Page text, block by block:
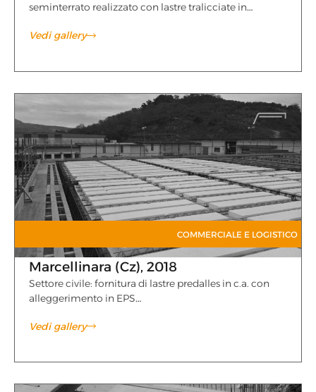
seminterrato realizzato con lastre tralicciate in…
Vedi gallery
COMMERCIALE E LOGISTICO
Marcellinara (Cz), 2018
Settore civile: fornitura di lastre predalles in c.a. con
alleggerimento in EPS…
Vedi gallery